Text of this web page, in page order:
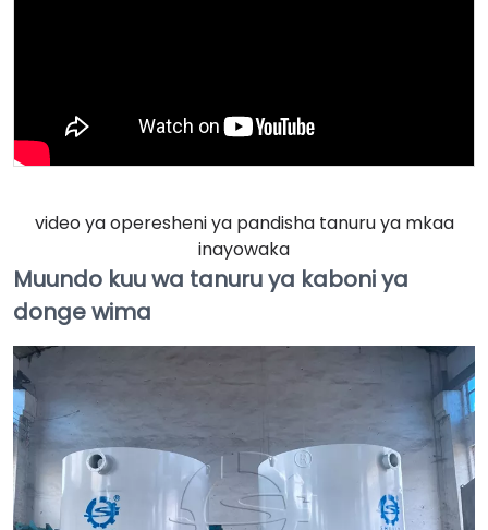
video ya operesheni ya pandisha tanuru ya mkaa
inayowaka
Muundo kuu wa tanuru ya kaboni ya
donge wima